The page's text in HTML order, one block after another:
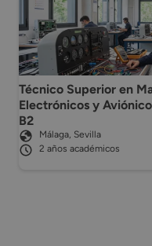
Técnico Superior en
Electrónicos y
B2
Málaga, Sevilla
2 años académicos